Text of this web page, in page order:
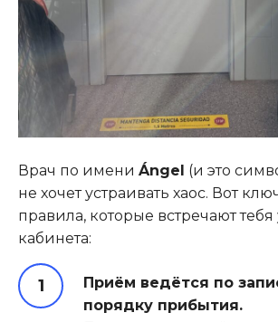
Врач по имени Ángel (и это
не хочет устраивать хаос. Вот
правила, которые встречают тебя
кабинета:
Приём ведётся по
порядку прибытия.